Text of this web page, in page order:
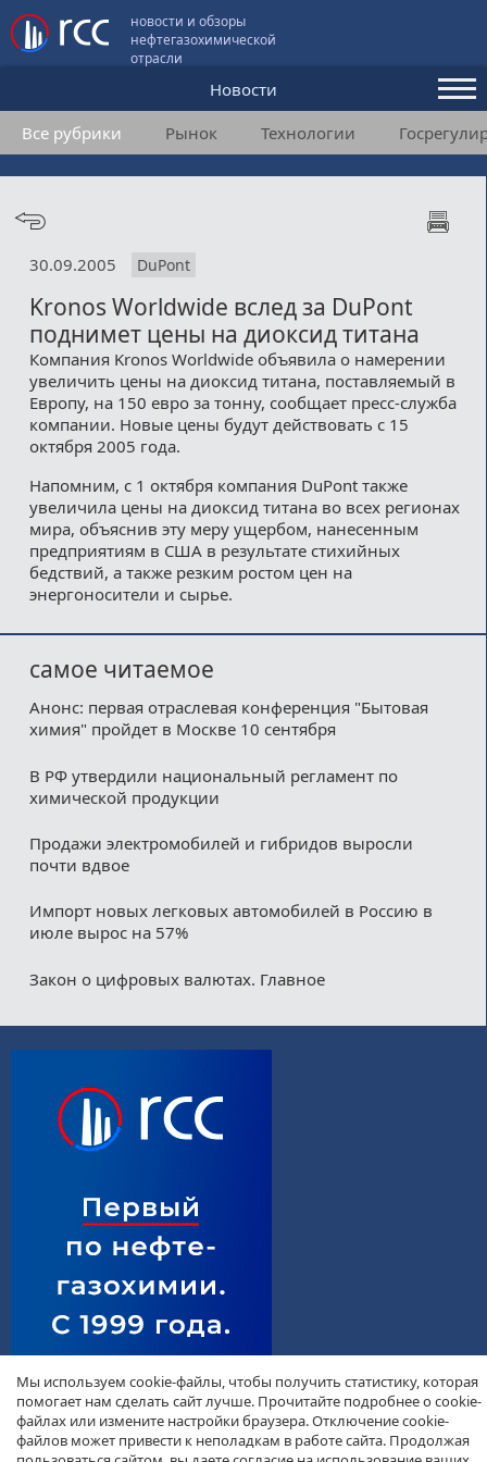
новости и обзоры
нефтегазохимической
отрасли
Новости
Аналитика и мнения
Конференции
Пользовательское соглашение
Медиакит
Все рубрики Рынок Технологии
30.09.2005 DuPont
Kronos Worldwide вслед за DuPont
поднимет цены на диоксид титана
Компания Kronos Worldwide объявила о намерении
увеличить цены на диоксид титана, поставляемый в
Европу, на 150 евро за тонну, сообщает пресс-служба
компании. Новые цены будут действовать с 15
октября 2005 года.
Напомним, с 1 октября компания DuPont также
увеличила цены на диоксид титана во всех регионах
мира, объяснив эту меру ущербом, нанесенным
предприятиям в США в результате стихийных
бедствий, а также резким ростом цен на
энергоносители и сырье.
самое читаемое
Анонс: первая отраслевая конференция "Бытовая
химия" пройдет в Москве 10 сентября
В РФ утвердили национальный регламент по
химической продукции
Продажи электромобилей и гибридов выросли
почти вдвое
Импорт новых легковых автомобилей в Россию в
июле вырос на 57%
Закон о цифровых валютах. Главное
Мы используем cookie-файлы, чтобы получить статистику, которая
помогает нам сделать сайт лучше. Прочитайте подробнее о cookie-
файлах или измените настройки браузера. Отключение cookie-
файлов может привести к неполадкам в работе сайта. Продолжая